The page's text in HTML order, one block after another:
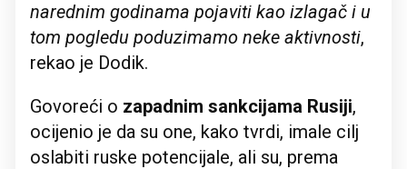
narednim godinama pojaviti kao izlagač i u
tom pogledu poduzimamo neke aktivnosti,
rekao je Dodik.
Govoreći o zapadnim sankcijama Rusiji,
ocijenio je da su one, kako tvrdi, imale cilj
oslabiti ruske potencijale, ali su, prema